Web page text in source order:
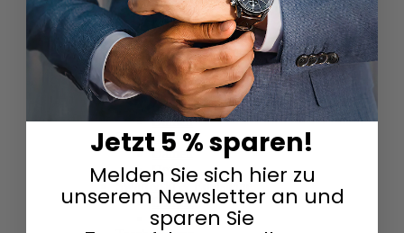
Damen
Herren
Smartwatches
Damen
Herren
Solaruhren
Herren
Damen
Sportuhren
Damen
Herren
Swarovski & Edelsteine
Damen
Herren
Jetzt 5 % sparen!
Melden Sie sich hier zu
unserem Newsletter an und
sparen Sie